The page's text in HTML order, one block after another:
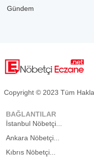
Gündem
Copyright © 2023 Tüm
BAĞLANTILAR
İstanbul Nöbetçi...
Ankara Nöbetçi...
Kıbrıs Nöbetçi...